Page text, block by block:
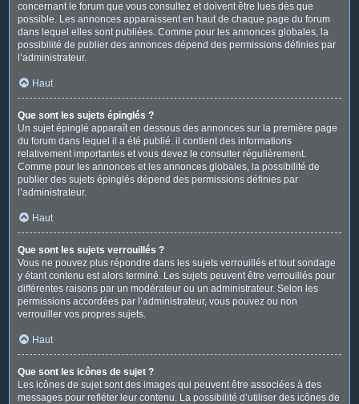
concernant le forum que vous consultez et doivent être lues dès que
possible. Les annonces apparaissent en haut de chaque page du forum
dans lequel elles sont publiées. Comme pour les annonces globales, la
possibilité de publier des annonces dépend des permissions définies par
l’administrateur.
Haut
Que sont les sujets épinglés ?
Un sujet épinglé apparaît en dessous des annonces sur la première page
du forum dans lequel il a été publié. il contient des informations
relativement importantes et vous devez le consulter régulièrement.
Comme pour les annonces et les annonces globales, la possibilité de
publier des sujets épinglés dépend des permissions définies par
l’administrateur.
Haut
Que sont les sujets verrouillés ?
Vous ne pouvez plus répondre dans les sujets verrouillés et tout sondage
y étant contenu est alors terminé. Les sujets peuvent être verrouillés pour
différentes raisons par un modérateur ou un administrateur. Selon les
permissions accordées par l’administrateur, vous pouvez ou non
verrouiller vos propres sujets.
Haut
Que sont les icônes de sujet ?
Les icônes de sujet sont des images qui peuvent être associées à des
messages pour refléter leur contenu. La possibilité d’utiliser des icônes de